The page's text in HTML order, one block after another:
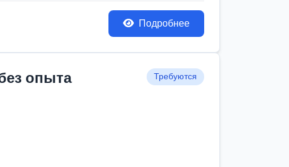
Подробнее
опыта Требуются